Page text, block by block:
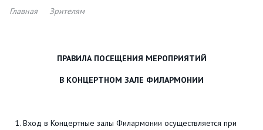
Главная Зрителям
ПРАВИЛА ПОСЕЩЕНИЯ МЕРОПРИЯТИЙ
В КОНЦЕРТНОМ ЗАЛЕ ФИЛАРМОНИИ
1. Вход в Концертные залы Филармонии осуществляется при